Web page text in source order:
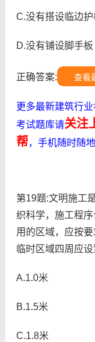
C.没有搭设临边护
D.没有铺设脚手板
正确答案: 查看
更多最新建筑行
考试题库请关注
帮，手机随时随
第19题:文明施工
织科学，施工程
用的区域，应按
临时区域四周应
A.1.0米
B.1.5米
C.1.8米